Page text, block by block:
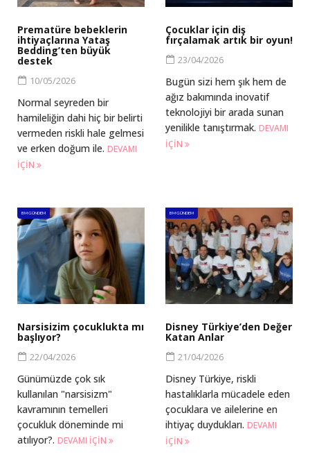
Prematüre bebeklerin
ihtiyaçlarına Yataş
Bedding’ten büyük
destek
10/05/2026
Normal seyreden bir
hamileliğin dahi hiç bir belirti
vermeden riskli hale gelmesi
ve erken doğum ile. DEVAMI
IÇIN
Çocuklar için diş
fırçalamak artık bir oyun!
23/04/2026
Bugün sizi hem şık hem de
ağız bakımında inovatif
teknolojiyi bir arada sunan
yenilikle tanıştırmak. DEVAMI
IÇIN
BM GÜNDEM
Narsisizim çocuklukta mı
başlıyor?
22/04/2026
Günümüzde çok sık
kullanılan "narsisizm"
kavramının temelleri
çocukluk döneminde mi
atılıyor?. DEVAMI IÇIN
BM GÜNDEM
Disney Türkiye’den Değer
Katan Anlar
21/04/2026
Disney Türkiye, riskli
hastalıklarla mücadele eden
çocuklara ve ailelerine en
ihtiyaç duydukları. DEVAMI
IÇIN